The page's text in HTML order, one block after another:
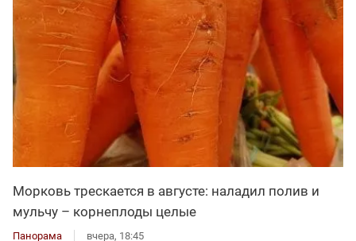
Морковь трескается в августе: наладил полив и
мульчу – корнеплоды целые
Панорама вчера, 18:45